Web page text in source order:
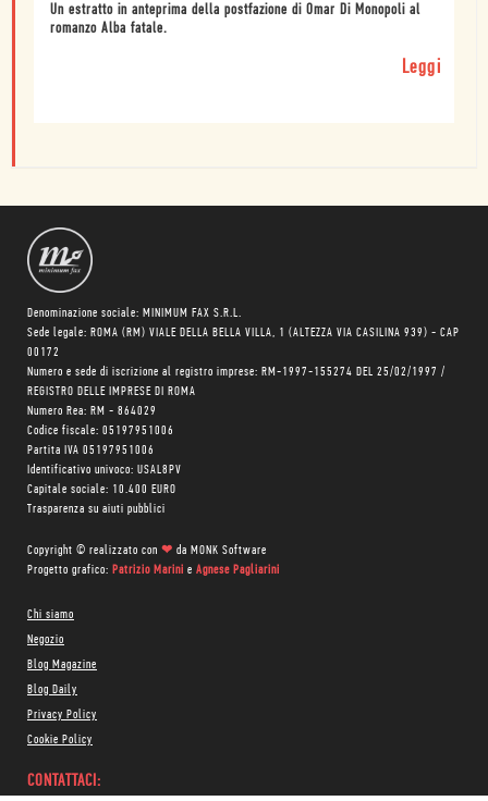
Un estratto in anteprima della postfazione di Omar Di Monopoli al
romanzo Alba fatale.
Leggi
Denominazione sociale: MINIMUM FAX S.R.L.
Sede legale: ROMA (RM) VIALE DELLA BELLA VILLA, 1 (ALTEZZA VIA CASILINA 939) - CAP
00172
Numero e sede di iscrizione al registro imprese: RM-1997-155274 DEL 25/02/1997 /
REGISTRO DELLE IMPRESE DI ROMA
Numero Rea: RM - 864029
Codice fiscale: 05197951006
Partita IVA 05197951006
Identificativo univoco: USAL8PV
Capitale sociale: 10.400 EURO
Trasparenza su aiuti pubblici
Copyright © realizzato con ❤ da MONK Software
Progetto grafico: Patrizio Marini e Agnese Pagliarini
Chi siamo
Negozio
Blog Magazine
Blog Daily
Privacy Policy
Cookie Policy
CONTATTACI: